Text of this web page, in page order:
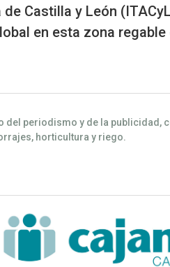
Castilla y León
en esta zona
periodismo y de la publicidad,
horticultura y riego.